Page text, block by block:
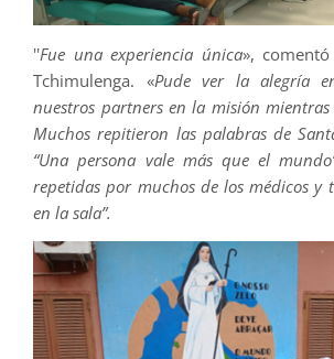
''Fue una experiencia única»,
Tchimulenga. «Pude ver la alegría
nuestros partners en la misión
Muchos repitieron las palabras de
“Una persona vale más que el
repetidas por muchos de los médicos y
en la sala”.